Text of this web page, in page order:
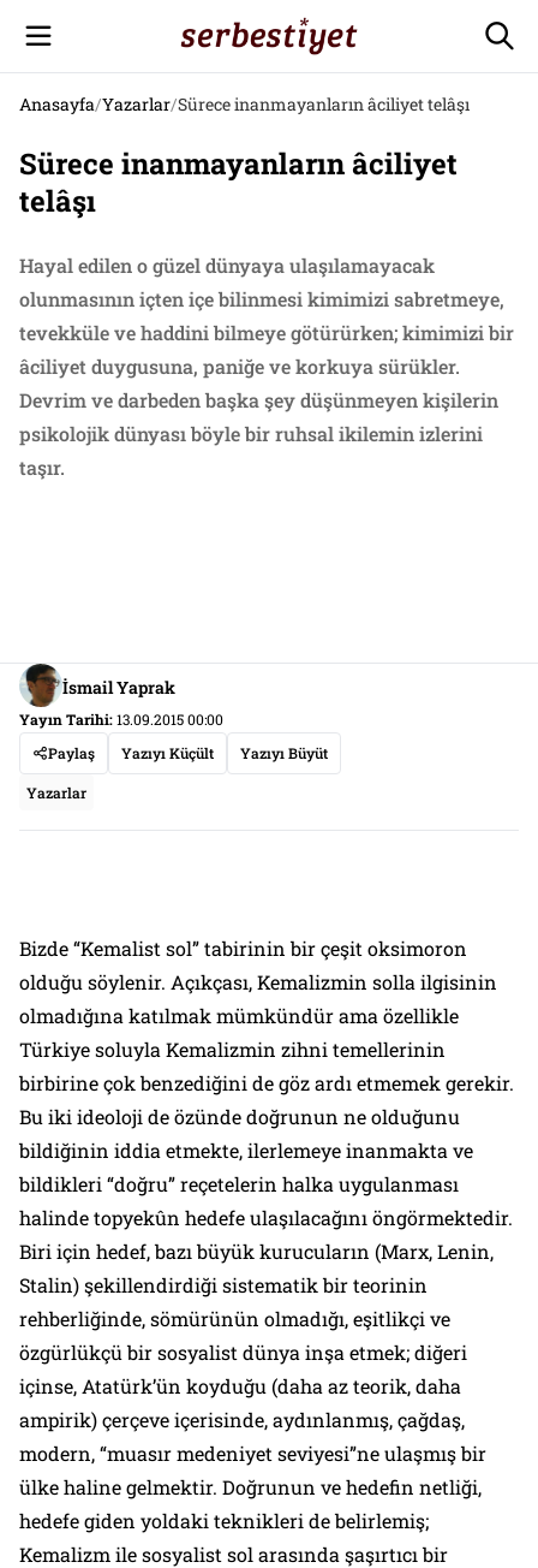
Anasayfa/Yazarlar/Sürece inanmayanların âciliyet telâşı
Sürece inanmayanların âciliyet
telâşı
Hayal edilen o güzel dünyaya ulaşılamayacak
olunmasının içten içe bilinmesi kimimizi sabretmeye,
tevekküle ve haddini bilmeye götürürken; kimimizi bir
âciliyet duygusuna, paniğe ve korkuya sürükler.
Devrim ve darbeden başka şey düşünmeyen kişilerin
psikolojik dünyası böyle bir ruhsal ikilemin izlerini
taşır.
İsmail Yaprak
Yayın Tarihi:13.09.2015 00:00
Paylaş
Yazıyı Küçült Yazıyı Büyüt
Yazarlar
Bizde “Kemalist sol” tabirinin bir çeşit oksimoron
olduğu söylenir. Açıkçası, Kemalizmin solla ilgisinin
olmadığına katılmak mümkündür ama özellikle
Türkiye soluyla Kemalizmin zihni temellerinin
birbirine çok benzediğini de göz ardı etmemek gerekir.
Bu iki ideoloji de özünde doğrunun ne olduğunu
bildiğinin iddia etmekte, ilerlemeye inanmakta ve
bildikleri “doğru” reçetelerin halka uygulanması
halinde topyekûn hedefe ulaşılacağını öngörmektedir.
Biri için hedef, bazı büyük kurucuların (Marx, Lenin,
Stalin) şekillendirdiği sistematik bir teorinin
rehberliğinde, sömürünün olmadığı, eşitlikçi ve
özgürlükçü bir sosyalist dünya inşa etmek; diğeri
içinse, Atatürk’ün koyduğu (daha az teorik, daha
ampirik) çerçeve içerisinde, aydınlanmış, çağdaş,
modern, “muasır medeniyet seviyesi”ne ulaşmış bir
ülke haline gelmektir. Doğrunun ve hedefin netliği,
hedefe giden yoldaki teknikleri de belirlemiş;
Kemalizm ile sosyalist sol arasında şaşırtıcı bir